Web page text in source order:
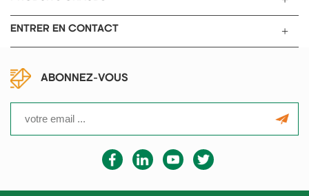
ENTRER EN CONTACT
ABONNEZ-VOUS